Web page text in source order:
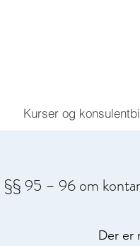
Kurser og
§§ 95 – 96 om
Der er